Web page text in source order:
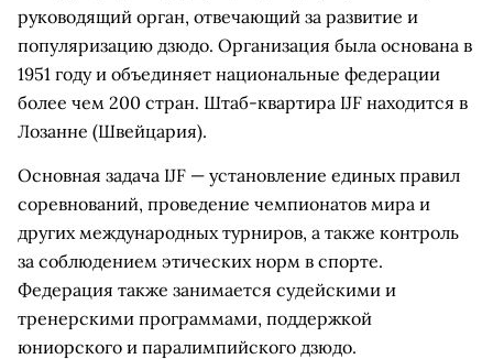
руководящий орган, отвечающий за развитие и
популяризацию дзюдо. Организация была основана в
1951 году и объединяет национальные федерации
более чем 200 стран. Штаб-квартира IJF находится в
Лозанне (Швейцария).
Основная задача IJF — установление единых правил
соревнований, проведение чемпионатов мира и
других международных турниров, а также контроль
за соблюдением этических норм в спорте.
Федерация также занимается судейскими и
тренерскими программами, поддержкой
юниорского и паралимпийского дзюдо.